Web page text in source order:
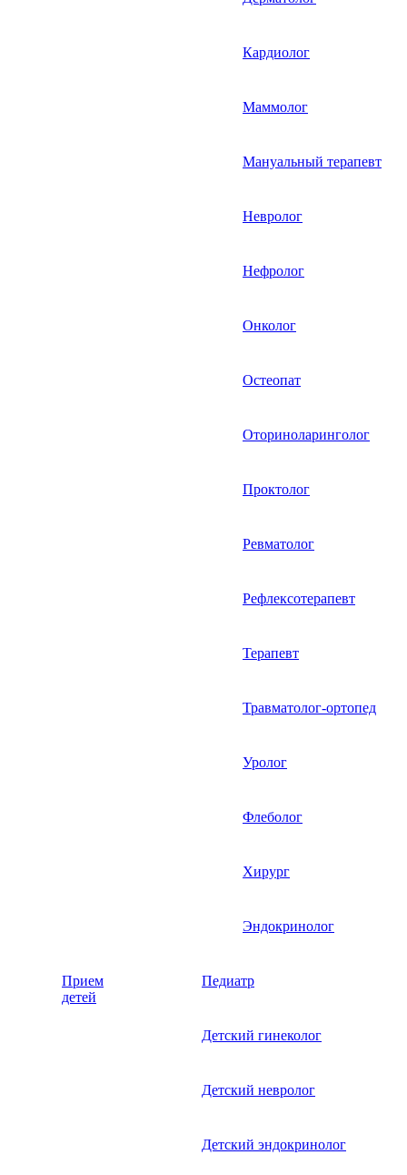
Кардиолог
Маммолог
Мануальный терапевт
Невролог
Нефролог
Онколог
Остеопат
Оториноларинголог
Проктолог
Ревматолог
Рефлексотерапевт
Терапевт
Травматолог-ортопед
Уролог
Флеболог
Хирург
Эндокринолог
Прием
детей
Педиатр
Детский гинеколог
Детский невролог
Детский эндокринолог